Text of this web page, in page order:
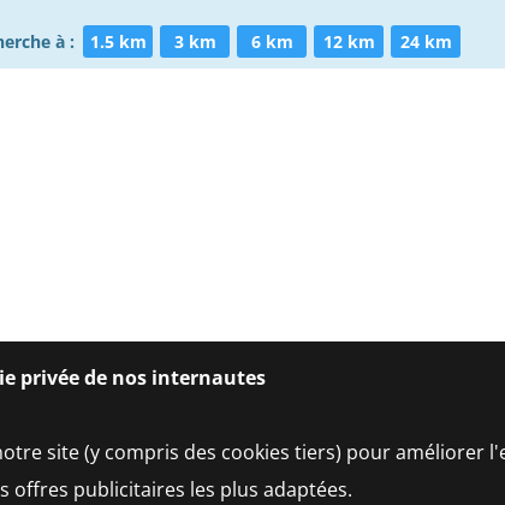
à : 1.5 km 3 km 6 km 12 km 24 km
privée de nos internautes
site (y compris des cookies tiers) pour
offres publicitaires les plus adaptées.